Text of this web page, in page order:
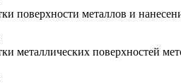
поверхности металлов и
металлических поверхностей